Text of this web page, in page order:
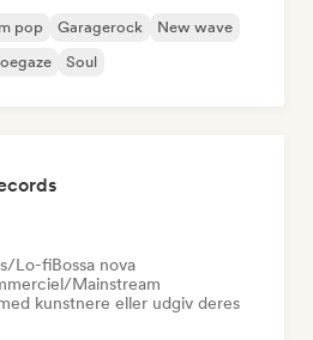
pop Garagerock
New wave
Soul
Lo-fiBossa nova
Mainstream
kunstnere eller udgiv deres